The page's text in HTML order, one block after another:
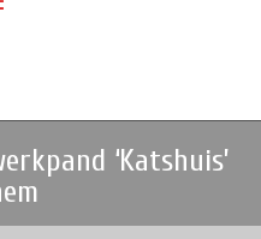
‘Katshuis’